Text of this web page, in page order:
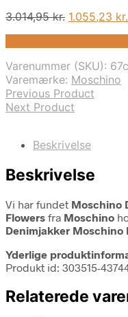
3.014,95kr. Den
3.014,95
1.055,23 kr.
Varenummer (SKU):
Varemærke: Moschino
Previous Product
Next Product
Beskrivelse
Beskrivelse
Vi har fundet Moschino
Flowers fra Moschino
Denimjakker Moschino
Yderlige
Produkt id: 303515-
Relaterede